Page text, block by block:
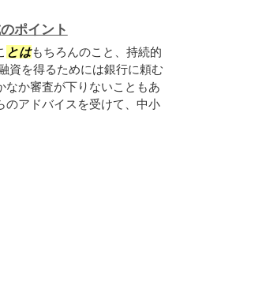
ポイント
とはもちろんのこと、持続的
資を得るためには銀行に頼む
なか審査が下りないこともあ
のアドバイスを受けて、中小